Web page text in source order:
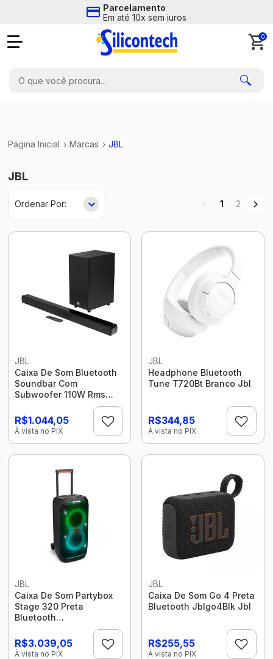
Parcelamento
Em até 10x sem juros
0
Página Inicial › Marcas › JBL
JBL
1 2
JBL
Caixa De Som Bluetooth
Soundbar Com
Subwoofer 110W Rms
R$1.044,05
À vista no PIX
JBL
Headphone Bluetooth
Tune T720Bt Branco Jbl
R$344,85
À vista no PIX
JBL
Caixa De Som Partybox
Stage 320 Preta
Bluetooth
Jblpbstage320Br Jbl
R$3.039,05
À vista no PIX
JBL
Caixa De Som Go 4 Preta
Bluetooth Jblgo4Blk Jbl
R$255,55
À vista no PIX